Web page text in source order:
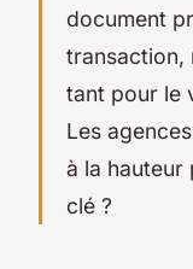
document
transaction,
tant pour le
Les
à la
clé ?